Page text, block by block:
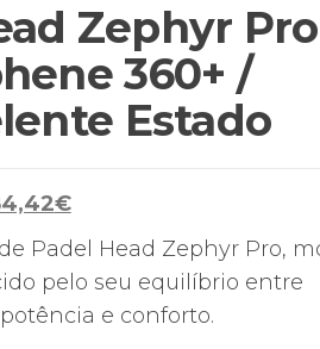
Zephyr
360+ /
Estado
€O
preço
atual
é:
Padel Head Zephyr Pro,
pelo seu equilíbrio entre
e conforto.